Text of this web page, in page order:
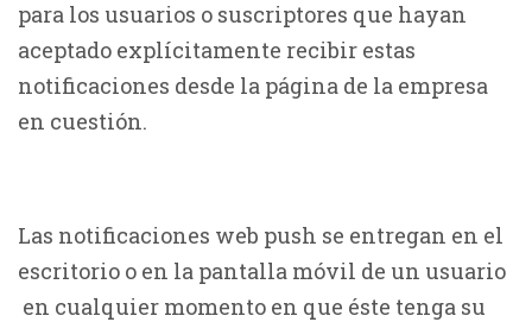
para los usuarios o suscriptores que hayan
aceptado explícitamente recibir estas
notificaciones desde la página de la empresa
en cuestión.
Las notificaciones web push se entregan en el
escritorio o en la pantalla móvil de un usuario
en cualquier momento en que éste tenga su